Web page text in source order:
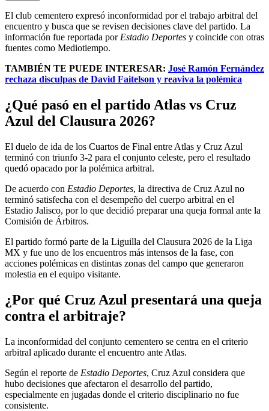
El club cementero expresó inconformidad por el trabajo arbitral del
encuentro y busca que se revisen decisiones clave del partido. La
información fue reportada por Estadio Deportes y coincide con otras
fuentes como Mediotiempo.
TAMBIÉN TE PUEDE INTERESAR: José Ramón Fernández
rechaza disculpas de David Faitelson y reaviva la polémica
¿Qué pasó en el partido Atlas vs Cruz
Azul del Clausura 2026?
El duelo de ida de los Cuartos de Final entre Atlas y Cruz Azul
terminó con triunfo 3-2 para el conjunto celeste, pero el resultado
quedó opacado por la polémica arbitral.
De acuerdo con Estadio Deportes, la directiva de Cruz Azul no
terminó satisfecha con el desempeño del cuerpo arbitral en el
Estadio Jalisco, por lo que decidió preparar una queja formal ante la
Comisión de Árbitros.
El partido formó parte de la Liguilla del Clausura 2026 de la Liga
MX y fue uno de los encuentros más intensos de la fase, con
acciones polémicas en distintas zonas del campo que generaron
molestia en el equipo visitante.
¿Por qué Cruz Azul presentará una queja
contra el arbitraje?
La inconformidad del conjunto cementero se centra en el criterio
arbitral aplicado durante el encuentro ante Atlas.
Según el reporte de Estadio Deportes, Cruz Azul considera que
hubo decisiones que afectaron el desarrollo del partido,
especialmente en jugadas donde el criterio disciplinario no fue
consistente.